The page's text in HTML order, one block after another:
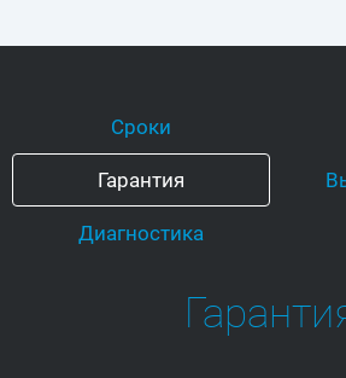
Сроки
Гарантия
Диагностика